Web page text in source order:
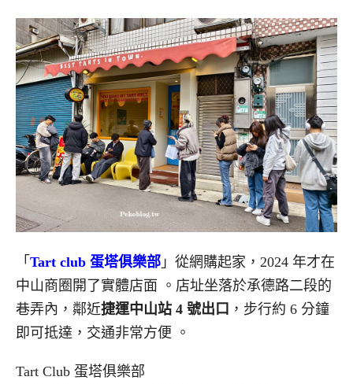
「 Tart club 蛋塔俱樂部 」從網購起家，2024 年才在
中山商圈開了實體店面 。店址坐落於承德路二段的
巷弄內，鄰近捷運中山站 4 號出口 ，步行約 6 分鐘
即可抵達，交通非常方便 。
Tart Club 蛋塔俱樂部